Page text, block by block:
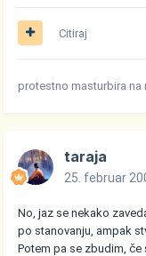
Citiraj
protestno masturbira na
taraja
25. februar
No, jaz se nekako
po stanovanju, ampak
Potem pa se zbudim,